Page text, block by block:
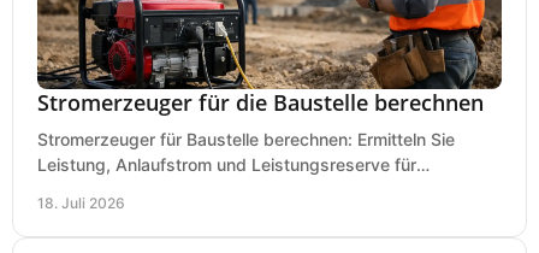
Stromerzeuger für die Baustelle berechnen
Stromerzeuger für Baustelle berechnen: Ermitteln Sie
Leistung, Anlaufstrom und Leistungsreserve für
18. Juli 2026